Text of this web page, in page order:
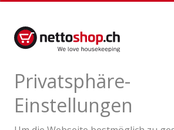
Produktbewertungen